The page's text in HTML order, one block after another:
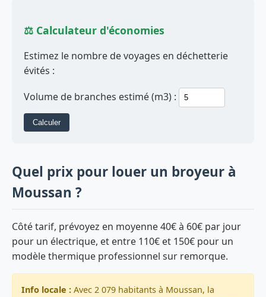
⚖️ Calculateur d'économies
Estimez le nombre de voyages en déchetterie
évités :
Volume de branches estimé (m3) :
Calculer
Quel prix pour louer un broyeur à
Moussan ?
Côté tarif, prévoyez en moyenne 40€ à 60€ par jour
pour un électrique, et entre 110€ et 150€ pour un
modèle thermique professionnel sur remorque.
Info locale : Avec 2 079 habitants à Moussan, la